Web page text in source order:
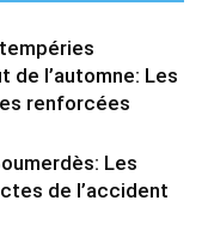
de l’automne: Les
renforcées
Les
de l’accident